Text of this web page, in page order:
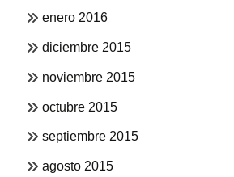
enero 2016
diciembre 2015
noviembre 2015
octubre 2015
septiembre 2015
agosto 2015